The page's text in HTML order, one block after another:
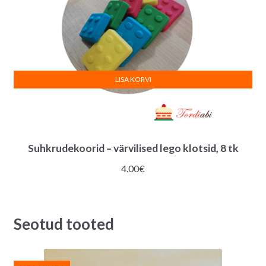
Suhkrudekoorid – värvilised lego klotsid, 8 tk
4.00€
LISA KORVI
Seotud tooted